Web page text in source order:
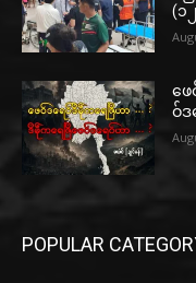
(၁
ဖေ
ဝ်ဒ
POPULAR